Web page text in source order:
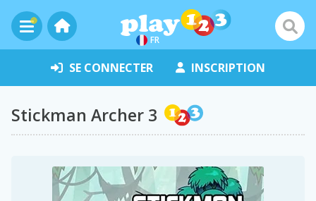
FR
SE CONNECTER INSCRIPTION
Stickman Archer 3